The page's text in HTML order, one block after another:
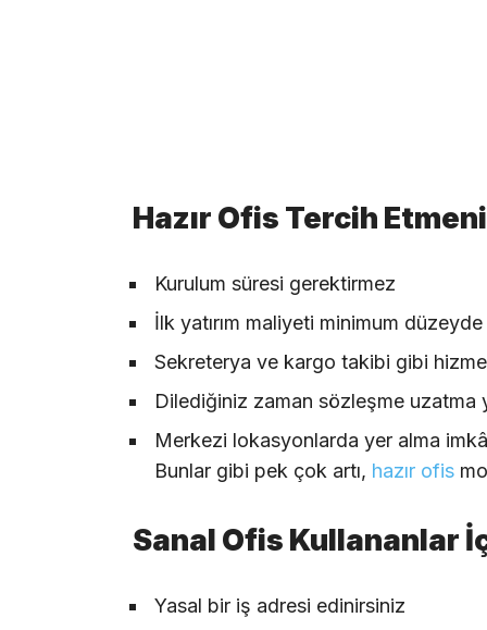
Hazır Ofis Tercih
Kurulum süresi gerektirmez
İlk yatırım maliyeti minimum
Sekreterya ve kargo takibi gibi
Dilediğiniz zaman sözleşme uzatma
Merkezi lokasyonlarda yer alma
Bunlar gibi pek çok artı, hazır ofis
Sanal Ofis Kullananlar
Yasal bir iş adresi edinirsiniz